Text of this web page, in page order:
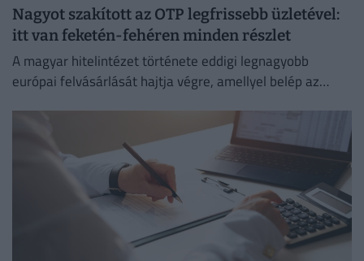
Nagyot szakított az OTP legfrissebb üzletével:
itt van feketén-fehéren minden részlet
A magyar hitelintézet története eddigi legnagyobb
európai felvásárlását hajtja végre, amellyel belép az